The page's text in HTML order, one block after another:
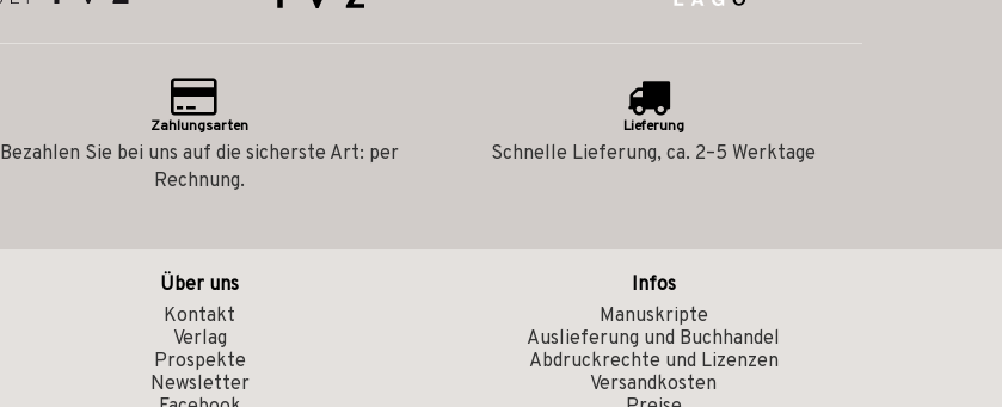
Zahlungsarten
Bezahlen Sie bei uns auf die sicherste Art: per
Rechnung.
Lieferung
Schnelle Lieferung, ca. 2–5 Werktage
Über uns
Kontakt
Verlag
Prospekte
Newsletter
Infos
Manuskripte
Auslieferung und Buchhandel
Abdruckrechte und Lizenzen
Versandkosten